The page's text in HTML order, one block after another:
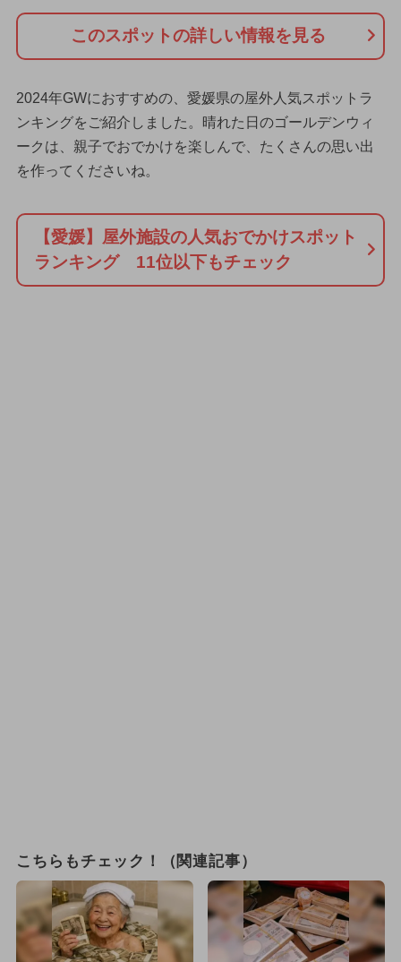
このスポットの詳しい情報を見る
2024年GWにおすすめの、愛媛県の屋外人気スポットラ
ンキングをご紹介しました。晴れた日のゴールデンウィ
ークは、親子でおでかけを楽しんで、たくさんの思い出
を作ってくださいね。
【愛媛】屋外施設の人気おでかけスポット
ランキング 11位以下もチェック
こちらもチェック！（関連記事）